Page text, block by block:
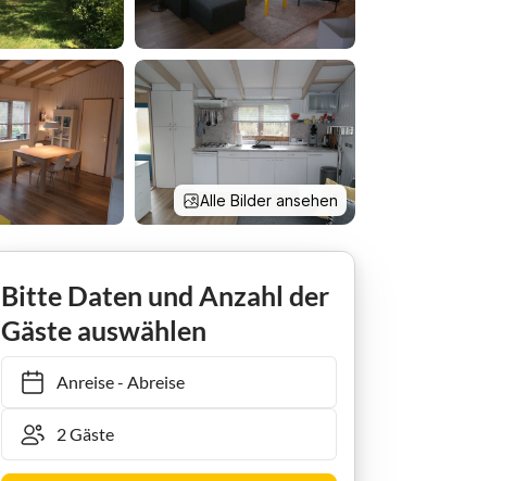
Alle Bilder ansehen
Bitte Daten und Anzahl der
Gäste auswählen
Anreise- Abreise